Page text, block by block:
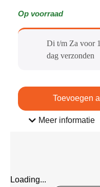
Op voorraad
Di t/m Za voor
dag verzonden​
Toevoegen
Meer informatie
Loading...